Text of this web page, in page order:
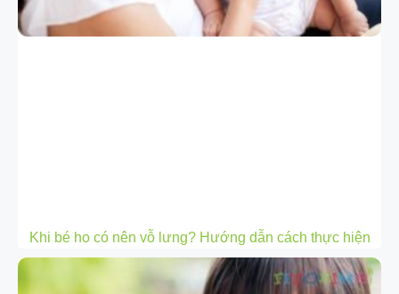
Khi bé ho có nên vỗ lưng? Hướng dẫn cách thực hiện